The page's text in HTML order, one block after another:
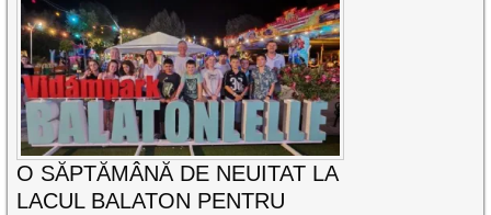
O SĂPTĂMÂNĂ DE NEUITAT LA
LACUL BALATON PENTRU